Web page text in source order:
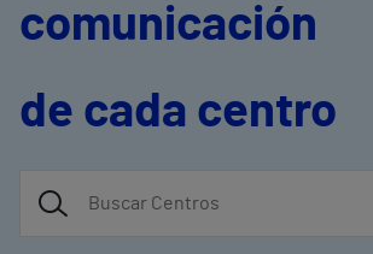
comunicación
de cada centro